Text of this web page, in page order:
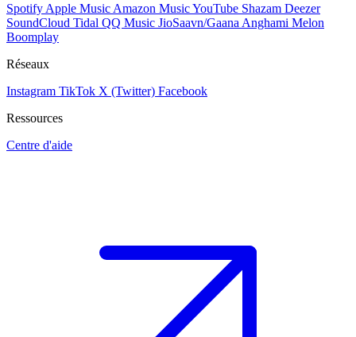
Spotify Apple Music Amazon MusicYouTube Shazam Deezer
SoundCloud Tidal QQ Music JioSaavn/Gaana Anghami Melon
Boomplay
Réseaux
Instagram TikTok X (Twitter) Facebook
Ressources
Centre d'aide